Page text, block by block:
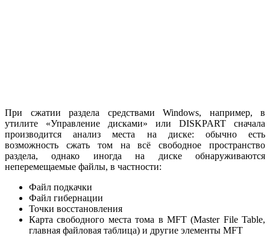
При сжатии раздела средствами Windows, например, в
утилите «Управление дисками» или DISKPART сначала
производится анализ места на диске: обычно есть
возможность сжать том на всё свободное пространство
раздела, однако иногда на диске обнаруживаются
неперемещаемые файлы, в частности:
Файл подкачки
Файл гибернации
Точки восстановления
Карта свободного места тома в MFT (Master File Table,
главная файловая таблица) и другие элементы MFT